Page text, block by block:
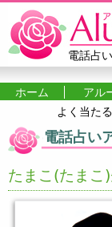
電話占
メインメニ
ホーム アル
よく当た
電話占い
たまこ(たまこ